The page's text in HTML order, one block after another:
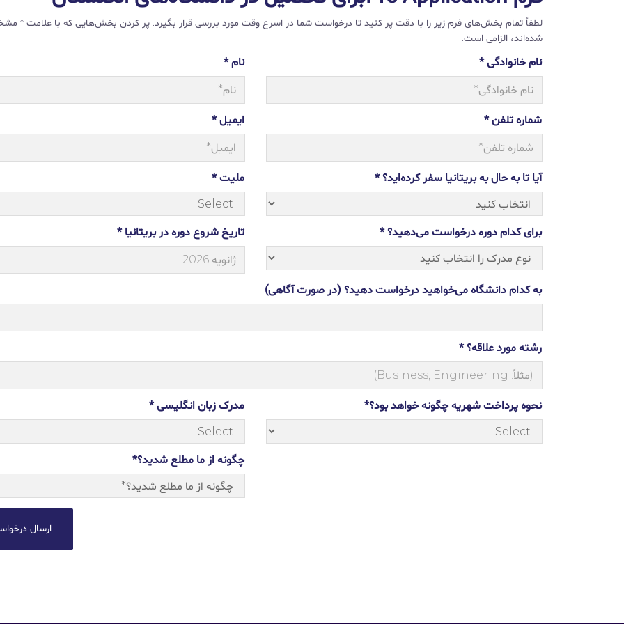
لطفاً تمام بخش‌های فرم زیر را با دقت پر کنید تا درخواست شما در اسرع وقت مورد بررسی قرار بگیرد. پر کردن بخش‌هایی که با علامت *
شده‌اند، الزامی است.
نام * نام خانوادگی *
ایمیل * شماره تلفن *
ملیت * آیا تا به حال به بریتانیا سفر کرده‌اید؟ *
تاریخ شروع دوره در بریتانیا * برای کدام دوره درخواست می‌دهید؟ *
به کدام دانشگاه می‌خواهید درخواست دهید؟ (در صورت آگاهی)
رشته مورد علاقه؟ *
مدرک زبان انگلیسی * نحوه پرداخت شهریه چگونه خواهد بود؟*
چگونه از ما مطلع شدید؟*